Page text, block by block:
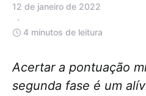
12 de janeiro de 2022
4 minutos de leitura
Acertar a pontuação
segunda fase é um